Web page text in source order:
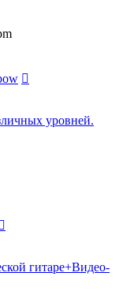
уровней.
гитаре+Видео-